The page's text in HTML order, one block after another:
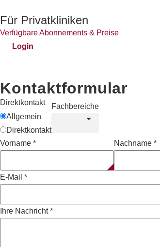
Für Privatkliniken
Verfügbare Abonnements & Preise
Login
Kontaktformular
Direktkontakt
Allgemein
Direktkontakt
Fachbereiche
Vorname * Nachname *
E-Mail *
Ihre Nachricht*